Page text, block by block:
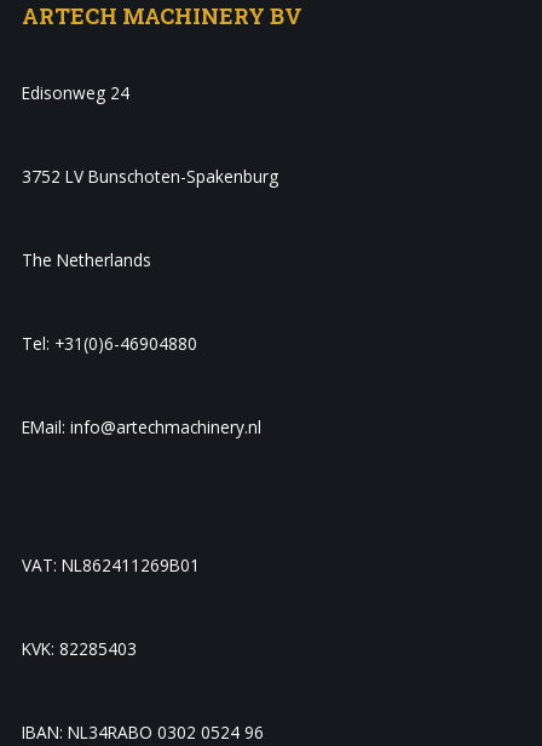
ARTECH MACHINERY BV
Edisonweg 24
3752 LV Bunschoten-Spakenburg
The Netherlands
Tel: +31(0)6-46904880
EMail: info@artechmachinery.nl
VAT: NL862411269B01
KVK: 82285403
IBAN: NL34RABO 0302 0524 96